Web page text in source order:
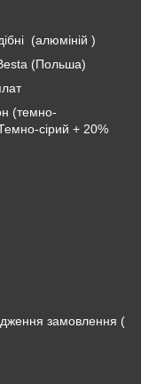
(алюміній )
(Польша)
сірий + 20%
замовлення (